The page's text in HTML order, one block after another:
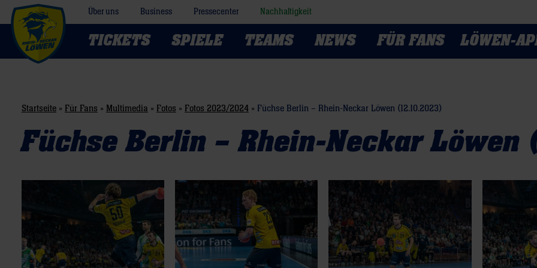
Über uns Business Pressecenter Nachhaltigkeit
TICKETS SPIELE TEAMS NEWS FÜR FANS LÖWEN-
Startseite » Für Fans » Multimedia » Fotos » Fotos 2023/2024 » Füchse Berlin – Rhein-Neckar Löwen (12.10.2023)
Füchse Berlin – Rhein-Neckar Löwen